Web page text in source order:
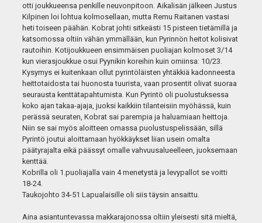
otti joukkueensa penkille neuvonpitoon. Aikalisän jälkeen Justus
Kilpinen loi lohtua kolmosellaan, mutta Remu Raitanen vastasi
heti toiseen päähän. Kobrat johti sitkeästi 15 pisteen tietämillä ja
katsomossa oltiin vähän ymmällään, kun Pyrinnön heitot kolisivat
rautoihin. Kotijoukkueen ensimmäisen puoliajan kolmoset 3/14
kun vierasjoukkue osui Pyynikin koreihin kuin omiinsa: 10/23.
Kysymys ei kuitenkaan ollut pyrintöläisten yhtäkkiä kadonneesta
heittotaidosta tai huonosta tuurista, vaan prosentit olivat suoraa
seurausta kenttätapahtumista. Kun Pyrintö oli puolustuksessa
koko ajan takaa-ajaja, juoksi kaikkiin tilanteisiin myöhässä, kuin
perässä seuraten, Kobrat sai parempia ja haluamiaan heittoja.
Niin se sai myös aloitteen omassa puolustuspelissään, sillä
Pyrintö joutui aloittamaan hyökkäykset liian usein omalta
päätyrajalta eikä päässyt omalle vahvuusalueelleen, juoksemaan
kenttää.
Kobrilla oli 1.puoliajalla vain 4 menetystä ja levypallot se voitti
18-24.
Taukojohto 34-51 Lapualaisille oli siis täysin ansaittu.
Aina asiantuntevassa makkarajonossa oltiin yleisesti sitä mieltä,